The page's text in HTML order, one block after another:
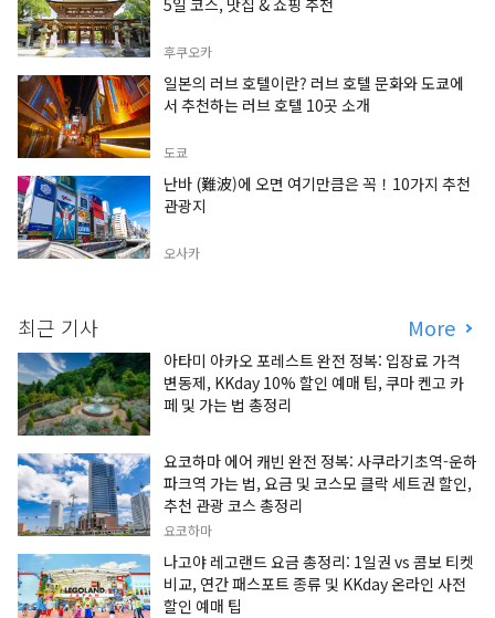
후쿠오카
일본의 러브 호텔이란? 러브 호텔 문화와 도쿄에
서 추천하는 러브 호텔 10곳 소개
도쿄
난바 (難波)에 오면 여기만큼은 꼭！10가지 추천
관광지
오사카
최근 기사 More
아타미 아카오 포레스트 완전 정복: 입장료 가격
변동제, KKday 10% 할인 예매 팁, 쿠마 켄고 카
페 및 가는 법 총정리
요코하마 에어 캐빈 완전 정복: 사쿠라기초역-운하
파크역 가는 법, 요금 및 코스모 클락 세트권 할인,
추천 관광 코스 총정리
요코하마
나고야 레고랜드 요금 총정리: 1일권 vs 콤보 티켓
비교, 연간 패스포트 종류 및 KKday 온라인 사전
할인 예매 팁